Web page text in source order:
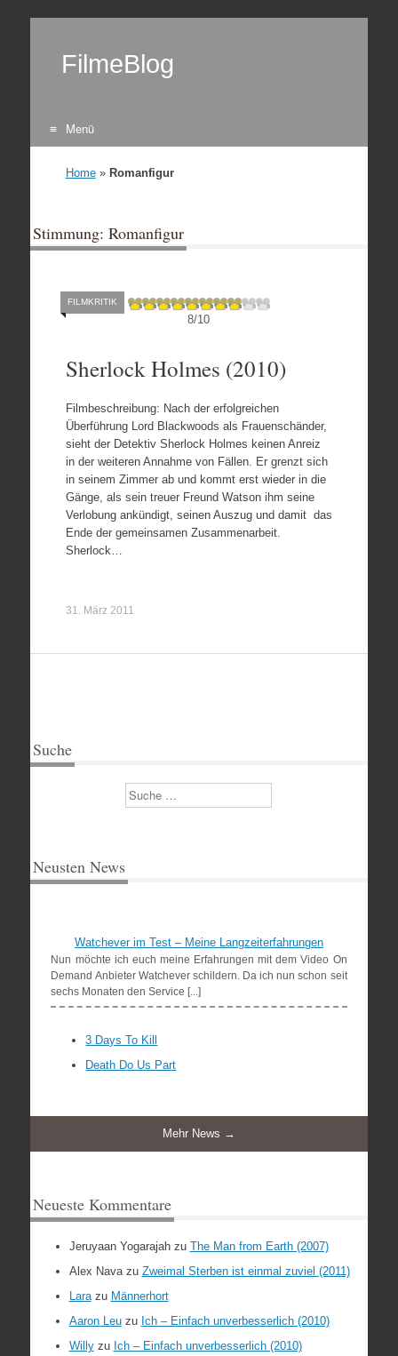
FilmeBlog
Menü
Home» Romanfigur
Stimmung: Romanfigur
8/10
FILMKRITIK
Sherlock Holmes (2010)
Filmbeschreibung: Nach der erfolgreichen
Überführung Lord Blackwoods als Frauenschänder,
sieht der Detektiv Sherlock Holmes keinen Anreiz
in der weiteren Annahme von Fällen. Er grenzt sich
in seinem Zimmer ab und kommt erst wieder in die
Gänge, als sein treuer Freund Watson ihm seine
Verlobung ankündigt, seinen Auszug und damit das
Ende der gemeinsamen Zusammenarbeit.
Sherlock…
31. März 2011
Suche
Suchen
Neusten News
Watchever im Test – Meine Langzeiterfahrungen
Nun möchte ich euch meine Erfahrungen mit dem Video On
Demand Anbieter Watchever schildern. Da ich nun schon seit
sechs Monaten den Service [...]
3 Days To Kill
Death Do Us Part
Mehr News →
Neueste Kommentare
Jeruyaan Yogarajahzu The Man from Earth (2007)
Alex Navazu Zweimal Sterben ist einmal zuviel (2011)
Larazu Männerhort
Aaron Leuzu Ich – Einfach unverbesserlich (2010)
Willyzu Ich – Einfach unverbesserlich (2010)